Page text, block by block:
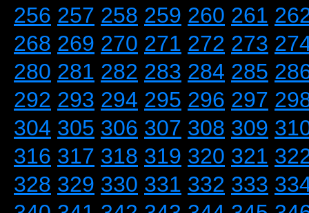
256 257 258 259 260 261
268 269 270 271 272 273
280 281 282 283 284 285
292 293 294 295 296 297
304 305 306 307 308 309
316 317 318 319 320 321
328 329 330 331 332 333